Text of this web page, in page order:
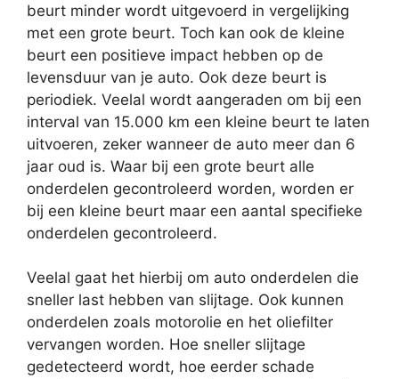
beurt minder wordt uitgevoerd in vergelijking
met een grote beurt. Toch kan ook de kleine
beurt een positieve impact hebben op de
levensduur van je auto. Ook deze beurt is
periodiek. Veelal wordt aangeraden om bij een
interval van 15.000 km een kleine beurt te laten
uitvoeren, zeker wanneer de auto meer dan 6
jaar oud is. Waar bij een grote beurt alle
onderdelen gecontroleerd worden, worden er
bij een kleine beurt maar een aantal specifieke
onderdelen gecontroleerd.
Veelal gaat het hierbij om auto onderdelen die
sneller last hebben van slijtage. Ook kunnen
onderdelen zoals motorolie en het oliefilter
vervangen worden. Hoe sneller slijtage
gedetecteerd wordt, hoe eerder schade